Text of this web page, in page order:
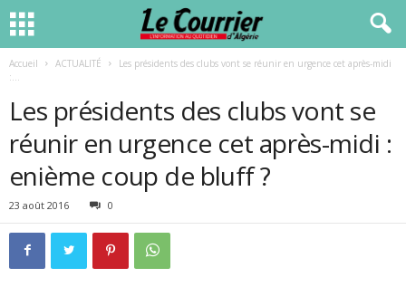
Accueil ACTUALITÉ
Les présidents des clubs vont se réunir en urgence cet après-midi
:...
Les présidents des clubs vont se
réunir en urgence cet après-midi :
enième coup de bluff ?
23 août 2016 0